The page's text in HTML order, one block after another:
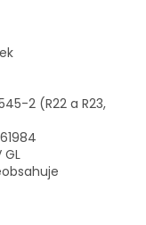
2 (R22 a R23,
GL